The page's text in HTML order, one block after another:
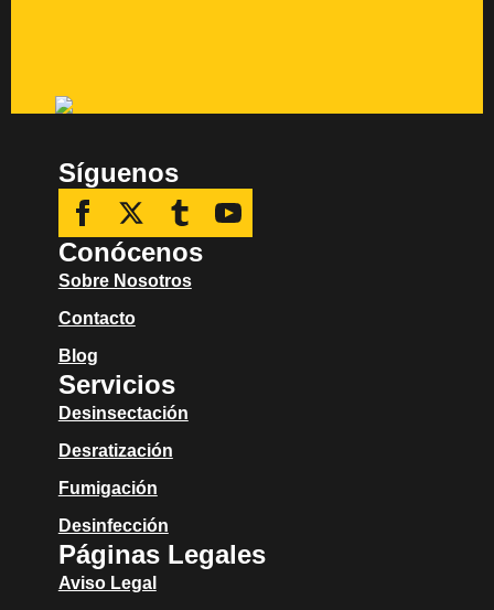
Síguenos
Conócenos
Sobre Nosotros
Contacto
Blog
Servicios
Desinsectación
Desratización
Fumigación
Desinfección
Páginas Legales
Aviso Legal